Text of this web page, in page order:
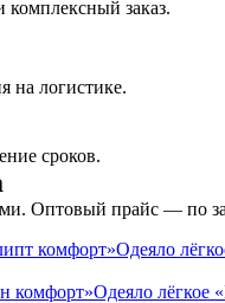
комплексный заказ.
на логистике.
сроков.
Оптовый прайс — по
Одеяло
Одеяло лёгкое